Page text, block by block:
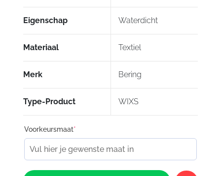
Eigenschap Waterdicht
Materiaal Textiel
Merk Bering
Type-Product WIXS
Voorkeursmaat*
Bering